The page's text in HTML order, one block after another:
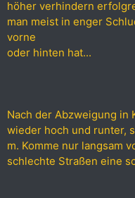
höher verhindern
man meist in enger
vorne
oder hinten hat...
Nach der Abzweigung in
wieder hoch und runter,
m. Komme nur langsam
schlechte Straßen eine